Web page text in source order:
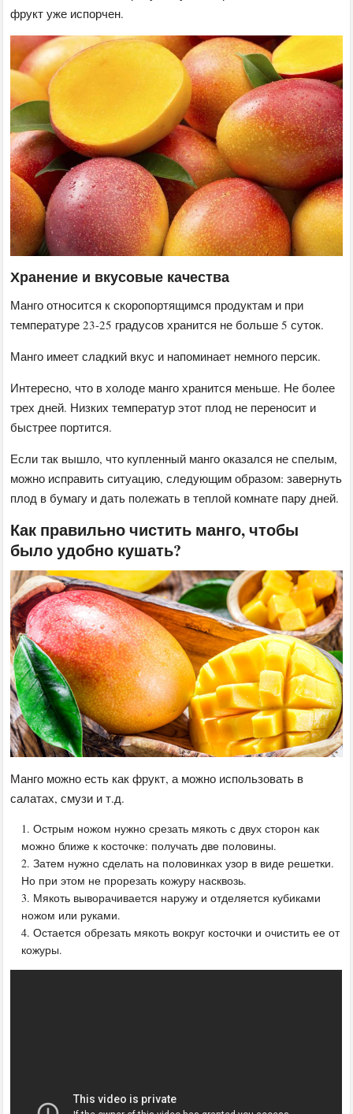
фрукт уже испорчен.
Хранение и вкусовые качества
Манго относится к скоропортящимся продуктам и при
температуре 23-25 градусов хранится не больше 5 суток.
Манго имеет сладкий вкус и напоминает немного персик.
Интересно, что в холоде манго хранится меньше. Не более
трех дней. Низких температур этот плод не переносит и
быстрее портится.
Если так вышло, что купленный манго оказался не спелым,
можно исправить ситуацию, следующим образом: завернуть
плод в бумагу и дать полежать в теплой комнате пару дней.
Как правильно чистить манго, чтобы
было удобно кушать?
Манго можно есть как фрукт, а можно использовать в
салатах, смузи и т.д.
Острым ножом нужно срезать мякоть с двух сторон как
можно ближе к косточке: получать две половины.
Затем нужно сделать на половинках узор в виде решетки.
Но при этом не прорезать кожуру насквозь.
Мякоть выворачивается наружу и отделяется кубиками
ножом или руками.
Остается обрезать мякоть вокруг косточки и очистить ее от
кожуры.